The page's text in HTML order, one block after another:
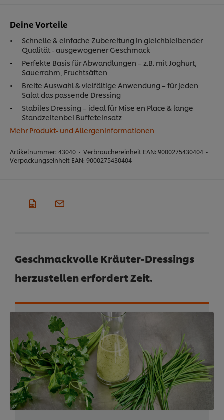
Deine Vorteile
Schnelle & einfache Zubereitung in gleichbleibender
Qualität - ausgewogener Geschmack
Perfekte Basis für Abwandlungen – z.B. mit Joghurt,
Sauerrahm, Fruchtsäften
Breite Auswahl & vielfältige Anwendung – für jeden
Salat das passende Dressing
Stabiles Dressing – ideal für Mise en Place & lange
Standzeitenbei Buffeteinsatz
Mehr Produkt- und Allergeninformationen
Artikelnummer: 43040 • Verbrauchereinheit EAN: 9000275430404 •
Verpackungseinheit EAN: 9000275430404
Geschmackvolle Kräuter-Dressings
herzustellen erfordert Zeit.